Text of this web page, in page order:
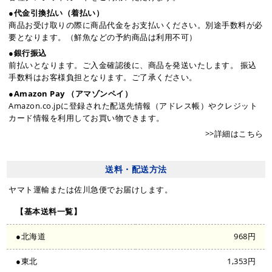
●代金引換払い（着払い）
商品お受け取りの際に商品代金をお支払いください。別途手数料が必
要となります。（鮮魚などの予約商品は利用不可）
●銀行振込
前払いとなります。ご入金確認後に、商品を発送いたします。 振込
手数料はお客様負担となります。ご了承ください。
●Amazon Pay （アマゾンペイ）
Amazon.co.jpに登録された配送先情報（アドレス帳）やクレジット
カード情報を利用してお買い物できます。
>>詳細はこちら
送料・配送方法
ヤマト運輸または佐川急便でお届けします。
【基本送料一覧】
●北海道 968円
●東北 1,353円